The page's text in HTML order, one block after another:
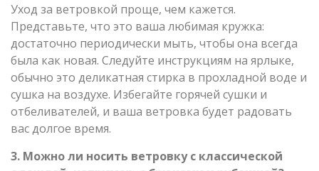
Уход за ветровкой проще, чем кажется.
Представьте, что это ваша любимая кружка:
достаточно периодически мыть, чтобы она всегда
была как новая. Следуйте инструкциям на ярлыке,
обычно это деликатная стирка в прохладной воде и
сушка на воздухе. Избегайте горячей сушки и
отбеливателей, и ваша ветровка будет радовать
вас долгое время.
3. Можно ли носить ветровку с классической